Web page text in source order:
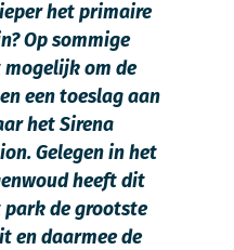
het primaire
Op sommige
mogelijk om de
een toeslag aan
het Sirena
Gelegen in het
heeft dit
park de grootste
en daarmee de